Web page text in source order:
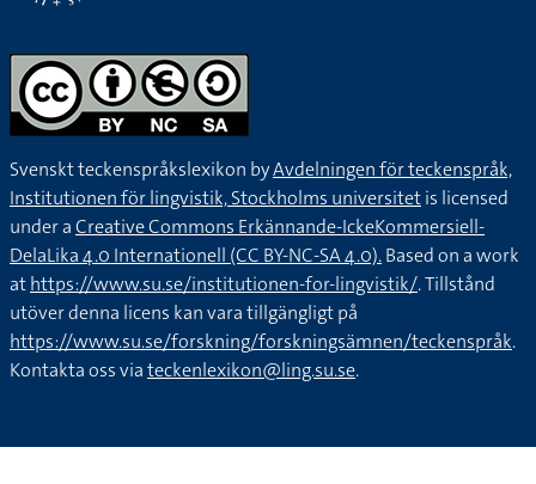
Svenskt teckenspråkslexikon byAvdelningen för teckenspråk,
Institutionen för lingvistik, Stockholms universitetis licensed
under aCreative Commons Erkännande-IckeKommersiell-
DelaLika 4.0 Internationell (CC BY-NC-SA 4.0).Based on a work
athttps://www.su.se/institutionen-for-lingvistik/. Tillstånd
utöver denna licens kan vara tillgängligt på
https://www.su.se/forskning/forskningsämnen/teckenspråk.
Kontakta oss viateckenlexikon@ling.su.se.